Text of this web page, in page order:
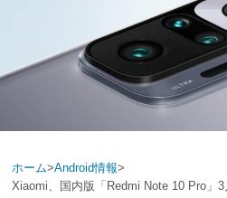
ホーム>Android情報>
Xiaomi、国内版「Redmi Note 10 Pro」